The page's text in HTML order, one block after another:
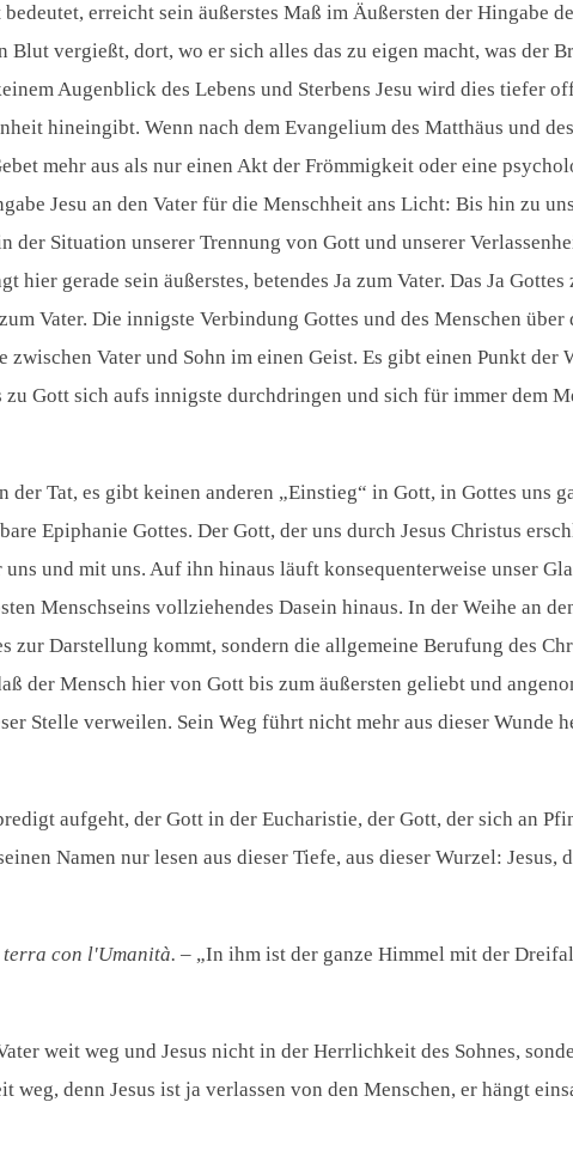
erreicht sein äußerstes Maß im Äußersten der Hingabe
vergießt, dort, wo er sich alles das zu eigen macht, was der
Augenblick des Lebens und Sterbens Jesu wird dies tiefer
hineingibt. Wenn nach dem Evangelium des Matthäus und
mehr aus als nur einen Akt der Frömmigkeit oder eine
Jesu an den Vater für die Menschheit ans Licht: Bis hin zu
Situation unserer Trennung von Gott und unserer
hier gerade sein äußerstes, betendes Ja zum Vater. Das Ja Gottes
Vater. Die innigste Verbindung Gottes und des Menschen
Vater und Sohn im einen Geist. Es gibt einen Punkt der
Gott sich aufs innigste durchdringen und sich für immer dem
Tat, es gibt keinen anderen „Einstieg“ in Gott, in Gottes uns
Epiphanie Gottes. Der Gott, der uns durch Jesus Christus
und mit uns. Auf ihn hinaus läuft konsequenterweise unser
Menschseins vollziehendes Dasein hinaus. In der Weihe an
Darstellung kommt, sondern die allgemeine Berufung des
der Mensch hier von Gott bis zum äußersten geliebt und
Stelle verweilen. Sein Weg führt nicht mehr aus dieser Wunde
aufgeht, der Gott in der Eucharistie, der Gott, der sich an
Namen nur lesen aus dieser Tiefe, aus dieser Wurzel: Jesus,
con l'Umanità. – „In ihm ist der ganze Himmel mit der
weit weg und Jesus nicht in der Herrlichkeit des Sohnes,
denn Jesus ist ja verlassen von den Menschen, er hängt